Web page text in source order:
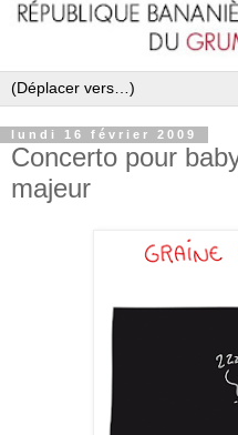
lundi 16 février 2009
Concerto pour
majeur